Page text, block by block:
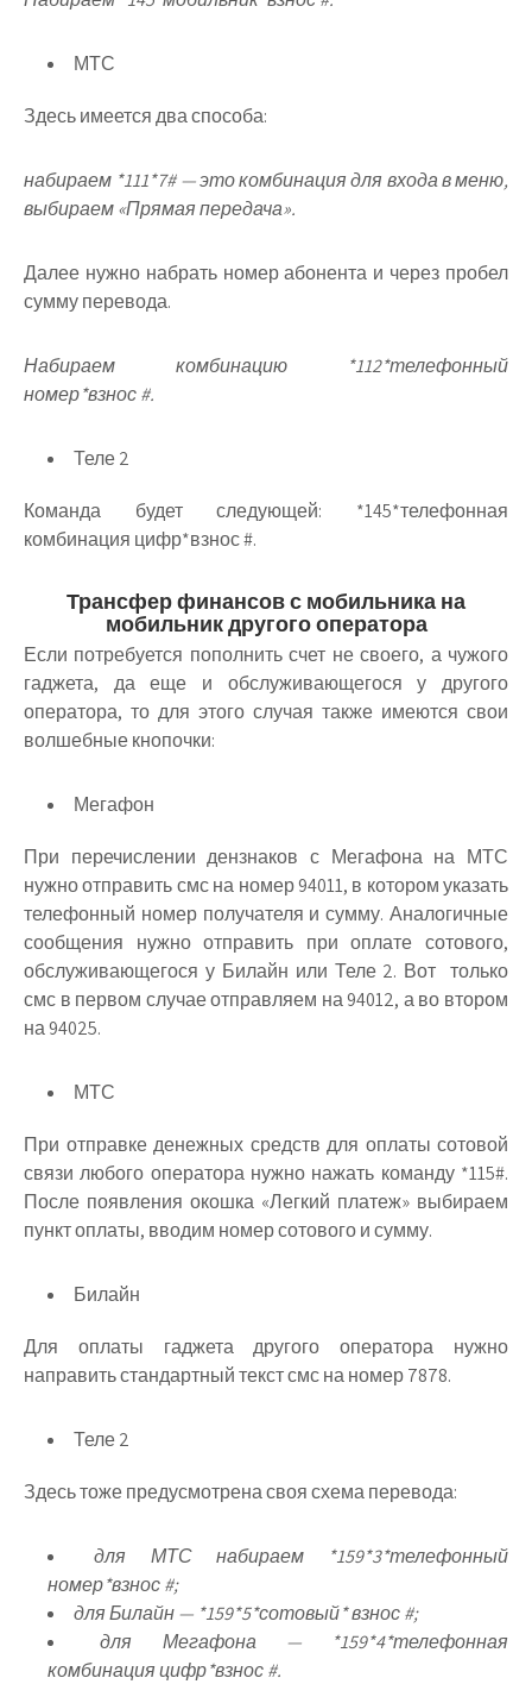
МТС
Здесь имеется два способа:
набираем *111*7# — это комбинация для входа в меню,
выбираем «Прямая передача».
Далее нужно набрать номер абонента и через пробел
сумму перевода.
Набираем комбинацию *112*телефонный
номер*взнос #.
Теле 2
Команда будет следующей: *145*телефонная
комбинация цифр*взнос #.
Трансфер финансов с мобильника на
мобильник другого оператора
Если потребуется пополнить счет не своего, а чужого
гаджета, да еще и обслуживающегося у другого
оператора, то для этого случая также имеются свои
волшебные кнопочки:
Мегафон
При перечислении дензнаков с Мегафона на МТС
нужно отправить смс на номер 94011, в котором указать
телефонный номер получателя и сумму. Аналогичные
сообщения нужно отправить при оплате сотового,
обслуживающегося у Билайн или Теле 2. Вот только
смс в первом случае отправляем на 94012, а во втором
на 94025.
МТС
При отправке денежных средств для оплаты сотовой
связи любого оператора нужно нажать команду *115#.
После появления окошка «Легкий платеж» выбираем
пункт оплаты, вводим номер сотового и сумму.
Билайн
Для оплаты гаджета другого оператора нужно
направить стандартный текст смс на номер 7878.
Теле 2
Здесь тоже предусмотрена своя схема перевода:
для МТС набираем *159*3*телефонный
номер*взнос #;
для Билайн — *159*5*сотовый* взнос #;
для Мегафона — *159*4*телефонная
комбинация цифр*взнос #.